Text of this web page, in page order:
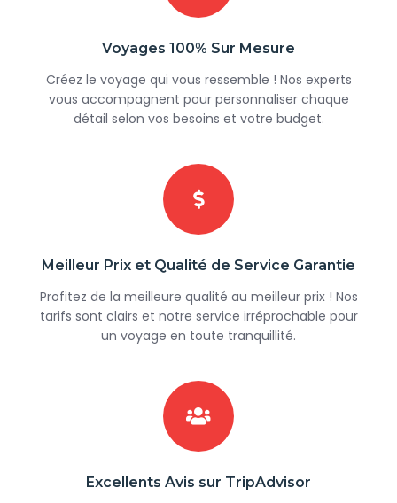
Voyages 100% Sur Mesure
Créez le voyage qui vous ressemble ! Nos experts
vous accompagnent pour personnaliser chaque
détail selon vos besoins et votre budget.
Meilleur Prix et Qualité de Service Garantie
Profitez de la meilleure qualité au meilleur prix ! Nos
tarifs sont clairs et notre service irréprochable pour
un voyage en toute tranquillité.
Excellents Avis sur TripAdvisor